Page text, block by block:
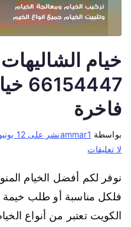
خيام
فاخرة
بواسطة ammar1نشر على 12 يونيو، 2023
لا تعليقات
نوفر لكم أفضل الخيام
فلكل مناسبة أو طلب خيمة
الكويت تعتبر من أنواع